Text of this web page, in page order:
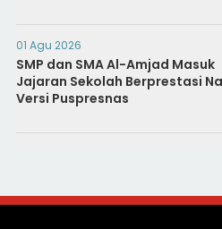
01 Agu 2026
SMP dan SMA Al-Amjad Masuk
Jajaran Sekolah Berprestasi
Versi Puspresnas